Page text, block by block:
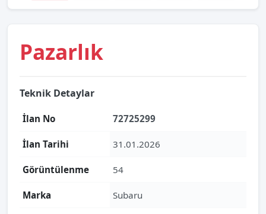
Pazarlık
Teknik Detaylar
İlan No 72725299
İlan Tarihi 31.01.2026
Görüntülenme 54
Marka Subaru